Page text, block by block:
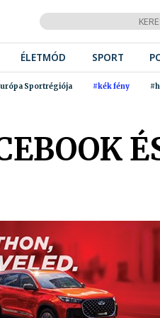
ÉLETMÓD SPORT
Sportrégiója #kék fény